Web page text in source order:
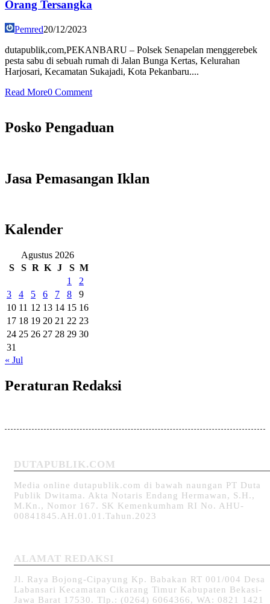
Orang Tersangka
Pemred20/12/2023
dutapublik,com,PEKANBARU – Polsek Senapelan menggerebek
pesta sabu di sebuah rumah di Jalan Bunga Kertas, Kelurahan
Harjosari, Kecamatan Sukajadi, Kota Pekanbaru....
Read More0 Comment
Posko Pengaduan
Jasa Pemasangan Iklan
Kalender
Agustus 2026
S
S R K J S M
1
2
3
4 5 6 7 8
9
10 11 12 13 14 15 16
17 18 19 20 21 22 23
24 25 26 27 28 29 30
31
« Jul
Peraturan Redaksi
DUTAPUBLIK.COM
Media online dutapublik.com di bawah naungan PT Duta
Publik Dwitama. Akta Notaris Endang Hermawan, S.H.,
M.Kn., Nomor 167. SK Kemenkumham RI No. AHU-
00841845.AH.01.01.Tahun.2023
ALAMAT REDAKSI
Jl. Raya Bojong-Cipayung Kp. Babakan RT 001/004 Desa
Labansari Kecamatan Cikarang Timur Kabupaten Bekasi-
Jawa Barat 17530. Tlp.: (0264) 6064366, WA: 0821 1421